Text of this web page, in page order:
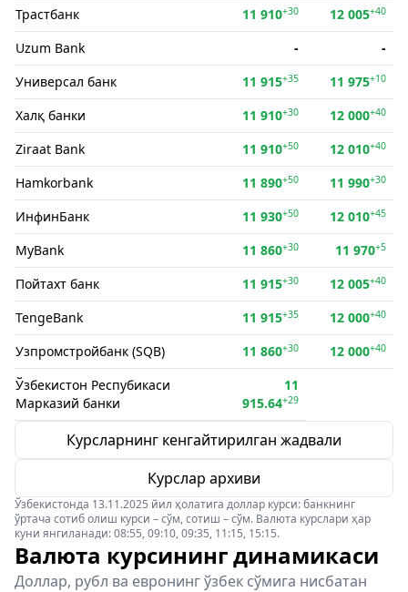
Трастбанк 11 910+30 12 005+40
Uzum Bank -
-
Универсал банк
11 915+35 11 975+10
Халқ банки 11 910+30 12 000+40
Ziraat Bank 11 910+50 12 010+40
Hamkorbank 11 890+50 11 990+30
ИнфинБанк 11 930+50 12 010+45
MyBank 11 860+30 11 970+5
Пойтахт банк 11 915+30 12 005+40
TengeBank 11 915+35 12 000+40
Узпромстройбанк (SQB) 11 860+30 12 000+40
Ўзбекистон Респубикаси
Марказий банки
11
915.64+29
Курсларнинг кенгайтирилган жадвали
Курслар архиви
Ўзбекистонда 13.11.2025 йил ҳолатига доллар курси: банкнинг
ўртача сотиб олиш курси – сўм, сотиш – сўм. Валюта курслари ҳар
куни янгиланади: 08:55, 09:10, 09:35, 11:15, 15:15.
Валюта курсининг динамикаси
Доллар, рубл ва евронинг ўзбек сўмига нисбатан